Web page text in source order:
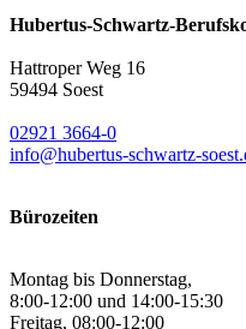
Hubertus-Schwartz-
Hattroper Weg 16
59494 Soest
02921 3664-0
info@hubertus-schwartz-
Bürozeiten
Montag bis Donnerstag,
8:00-12:00 und 14:00-15:30
Freitag, 08:00-12:00